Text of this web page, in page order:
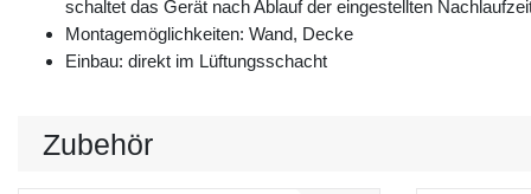
schaltet das Gerät nach Ablauf der eingestellten
Montagemöglichkeiten: Wand, Decke
Einbau: direkt im Lüftungsschacht
Zubehör